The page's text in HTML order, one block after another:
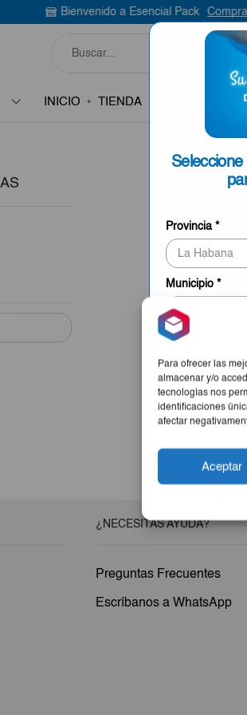
Para ofrecer las
almacenar y/o
tecnologías nos
identificaciones
afectar
Aceptar
Provincia *
Municipio *
Bienvenido a Esencial Pack Compra aquí
INICIO TIENDA
¿NECESITAS AYUDA?
Preguntas Frecuentes
Escríbanos a WhatsApp